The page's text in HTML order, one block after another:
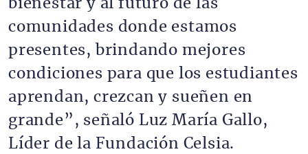
bienestar y al futuro de las
comunidades donde estamos
presentes, brindando mejores
condiciones para que los estudiantes
aprendan, crezcan y sueñen en
grande”, señaló Luz María Gallo,
Líder de la Fundación Celsia.